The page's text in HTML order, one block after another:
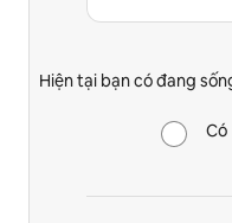
Hiện tại bạn có đang
Có